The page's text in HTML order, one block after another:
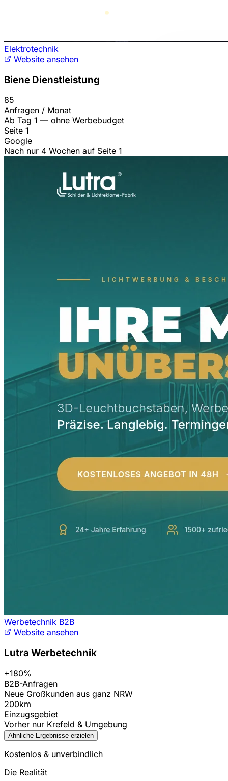
Elektrotechnik
Website ansehen
Biene Dienstleistung
85
Anfragen / Monat
Ab Tag 1 — ohne Werbebudget
Seite 1
Google
Nach nur 4 Wochen auf Seite 1
Werbetechnik B2B
Website ansehen
Lutra Werbetechnik
+180%
B2B-Anfragen
Neue Großkunden aus ganz NRW
200km
Einzugsgebiet
Vorher nur Krefeld & Umgebung
Ähnliche Ergebnisse erzielen
Kostenlos & unverbindlich
Die Realität